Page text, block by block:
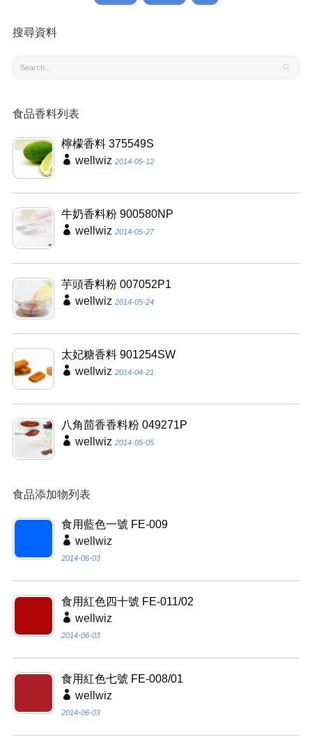
搜尋資料
食品香料列表
檸檬香料 375549S
wellwiz 2014-05-12
牛奶香料粉 900580NP
wellwiz 2014-05-27
芋頭香料粉 007052P1
wellwiz 2014-05-24
太妃糖香料 901254SW
wellwiz 2014-04-21
八角茴香香料粉 049271P
wellwiz 2014-05-05
食品添加物列表
食用藍色一號 FE-009
wellwiz
2014-06-03
食用紅色四十號 FE-011/02
wellwiz
2014-06-03
食用紅色七號 FE-008/01
wellwiz
2014-06-03